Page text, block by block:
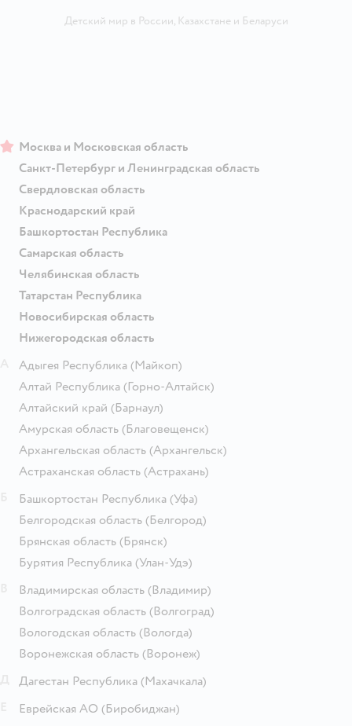
Детский мир в России, Казахстанеи Беларуси
Москва и Московская область
Санкт-Петербург и Ленинградская область
Свердловская область
Краснодарский край
Башкортостан Республика
Самарская область
Челябинская область
Татарстан Республика
Новосибирская область
Нижегородская область
Адыгея Республика (Майкоп)
Алтай Республика (Горно-Алтайск)
Алтайский край (Барнаул)
Амурская область (Благовещенск)
Архангельская область (Архангельск)
Астраханская область (Астрахань)
Башкортостан Республика (Уфа)
Белгородская область (Белгород)
Брянская область (Брянск)
Бурятия Республика (Улан-Удэ)
Владимирская область (Владимир)
Волгоградская область (Волгоград)
Вологодская область (Вологда)
Воронежская область (Воронеж)
Дагестан Республика (Махачкала)
Еврейская АО (Биробиджан)